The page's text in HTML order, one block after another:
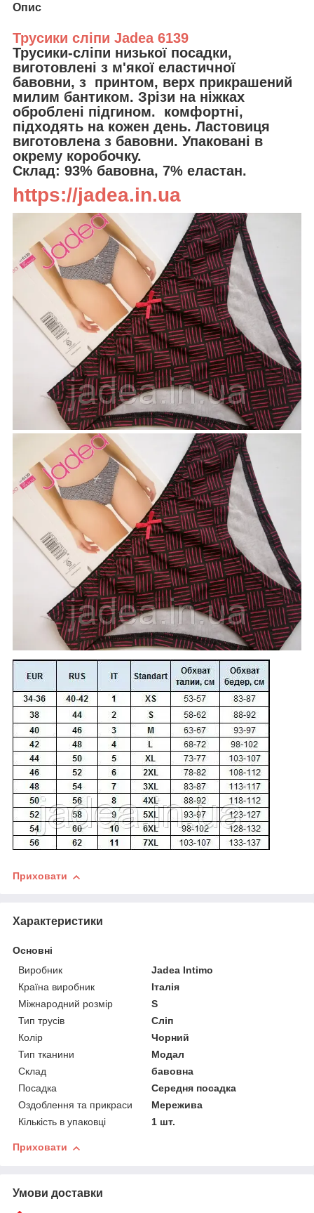
Опис
Трусики сліпи Jadea 6139
Трусики-сліпи низької посадки,
виготовлені з м'якої еластичної
бавовни, з принтом, верх прикрашений
милим бантиком. Зрізи на ніжках
оброблені підгином. комфортні,
підходять на кожен день. Ластовиця
виготовлена з бавовни. Упаковані в
окрему коробочку.
Склад: 93% бавовна, 7% еластан.
https://jadea.in.ua
Приховати
Характеристики
Основні
Виробник
Jadea Intimo
Країна виробник
Італія
Міжнародний розмір
S
Тип трусів
Сліп
Колір
Чорний
Тип тканини
Модал
Склад
бавовна
Посадка
Середня посадка
Оздоблення та прикраси
Мережива
Кількість в упаковці
1 шт.
Приховати
Умови доставки